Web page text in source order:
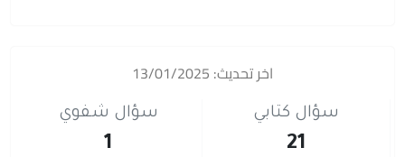
اخر تحديث: 13/01/2025
سؤال كتابي
21
سؤال شفوي
1